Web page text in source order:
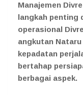
Manajemen
langkah penting
operasional
angkutan Nataru
kepadatan
bertahap
berbagai aspek.